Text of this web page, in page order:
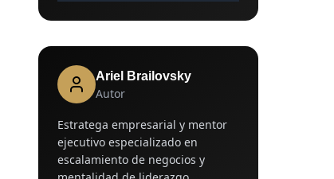
Ariel Brailovsky
Autor
Estratega empresarial y mentor
ejecutivo especializado en
escalamiento de negocios y